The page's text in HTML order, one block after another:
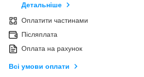
Детальніше
Оплатити частинами
Післяплата
Оплата на рахунок
Всі умови оплати